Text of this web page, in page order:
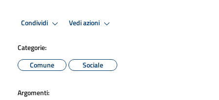
Condividi Vedi azioni
Categorie:
Comune
Sociale
Argomenti: